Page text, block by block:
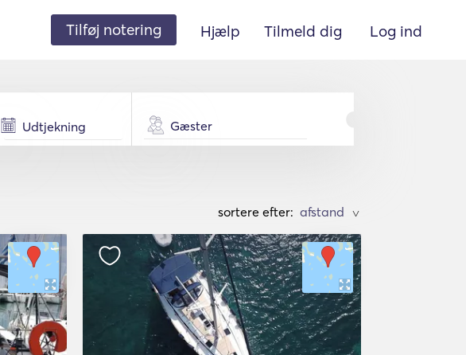
Tilføj notering Hjælp Tilmeld dig Log ind
Gæster
sortere efter: >